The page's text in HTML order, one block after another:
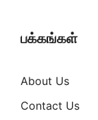
பக்கங்கள்
About Us
Contact Us